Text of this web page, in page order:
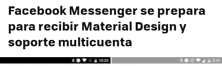
Facebook Messenger se prepara
para recibir Material Design y
soporte multicuenta